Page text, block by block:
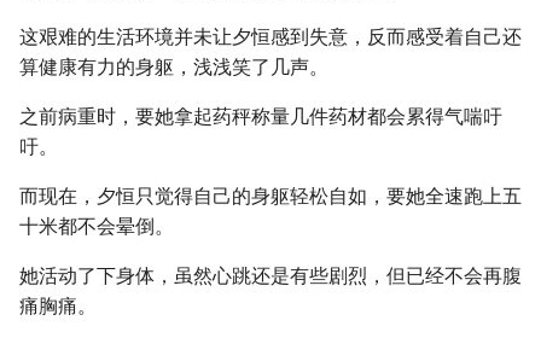
这艰难的生活环境并未让夕恒感到失意，反而感受着自己还
算健康有力的身躯，浅浅笑了几声。
之前病重时，要她拿起药秤称量几件药材都会累得气喘吁
吁。
而现在，夕恒只觉得自己的身躯轻松自如，要她全速跑上五
十米都不会晕倒。
她活动了下身体，虽然心跳还是有些剧烈，但已经不会再腹
痛胸痛。